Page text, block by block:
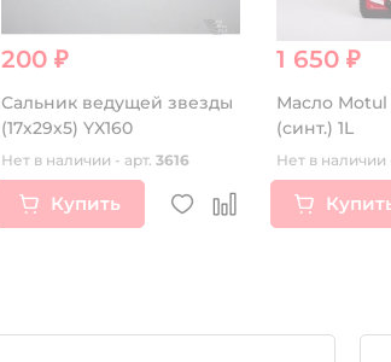
200 ₽
Сальник ведущей звезды
(17х29х5) YX160
Нет в наличии - арт. 3616
Купить
1 650 ₽
Масло Motul
(синт.) 1L
Нет в наличии